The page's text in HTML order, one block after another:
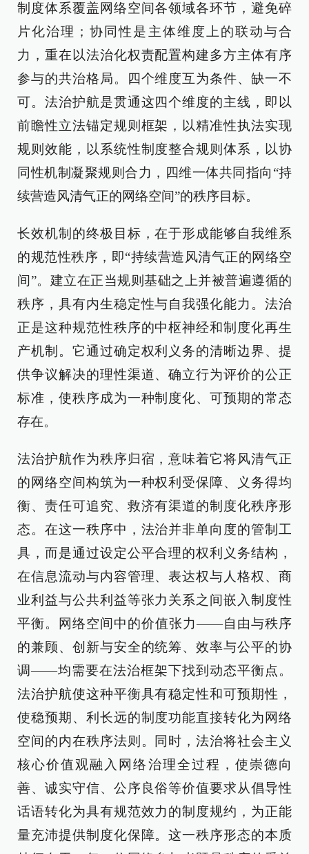
制度体系覆盖网络空间各领域各环节，避免碎
片化治理；协同性是主体维度上的联动与合
力，重在以法治化权责配置构建多方主体有序
参与的共治格局。四个维度互为条件、缺一不
可。法治护航是贯通这四个维度的主线，即以
前瞻性立法锚定规则框架，以精准性执法实现
规则效能，以系统性制度整合规则体系，以协
同性机制凝聚规则合力，四维一体共同指向“持
续营造风清气正的网络空间”的秩序目标。
长效机制的终极目标，在于形成能够自我维系
的规范性秩序，即“持续营造风清气正的网络空
间”。建立在正当规则基础之上并被普遍遵循的
秩序，具有内生稳定性与自我强化能力。法治
正是这种规范性秩序的中枢神经和制度化再生
产机制。它通过确定权利义务的清晰边界、提
供争议解决的理性渠道、确立行为评价的公正
标准，使秩序成为一种制度化、可预期的常态
存在。
法治护航作为秩序归宿，意味着它将风清气正
的网络空间构筑为一种权利受保障、义务得均
衡、责任可追究、救济有渠道的制度化秩序形
态。在这一秩序中，法治并非单向度的管制工
具，而是通过设定公平合理的权利义务结构，
在信息流动与内容管理、表达权与人格权、商
业利益与公共利益等张力关系之间嵌入制度性
平衡。网络空间中的价值张力——自由与秩序
的兼顾、创新与安全的统筹、效率与公平的协
调——均需要在法治框架下找到动态平衡点。
法治护航使这种平衡具有稳定性和可预期性，
使稳预期、利长远的制度功能直接转化为网络
空间的内在秩序法则。同时，法治将社会主义
核心价值观融入网络治理全过程，使崇德向
善、诚实守信、公序良俗等价值要求从倡导性
话语转化为具有规范效力的制度规约，为正能
量充沛提供制度化保障。这一秩序形态的本质